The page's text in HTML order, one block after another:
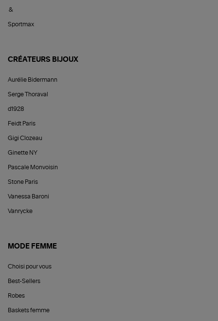
&
Sportmax
CRÉATEURS BIJOUX
Aurélie Bidermann
Serge Thoraval
d1928
Feidt Paris
Gigi Clozeau
Ginette NY
Pascale Monvoisin
Stone Paris
Vanessa Baroni
Vanrycke
MODE FEMME
Choisi pour vous
Best-Sellers
Robes
Baskets femme